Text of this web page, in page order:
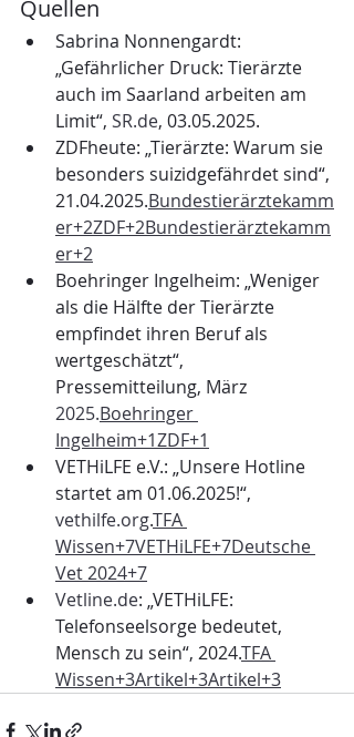
Quellen
Sabrina Nonnengardt:
„Gefährlicher Druck: Tierärzte
auch im Saarland arbeiten am
Limit“, SR.de, 03.05.2025.
ZDFheute: „Tierärzte: Warum sie
besonders suizidgefährdet sind“,
21.04.2025.Bundestierärztekamm
er+2ZDF+2Bundestierärztekamm
er+2
Boehringer Ingelheim: „Weniger
als die Hälfte der Tierärzte
empfindet ihren Beruf als
wertgeschätzt“,
Pressemitteilung, März
2025.Boehringer
Ingelheim+1ZDF+1
VETHiLFE e.V.: „Unsere Hotline
startet am 01.06.2025!“,
vethilfe.org.TFA
Wissen+7VETHiLFE+7Deutsche
Vet 2024+7
Vetline.de: „VETHiLFE:
Telefonseelsorge bedeutet,
Mensch zu sein“, 2024.TFA
Wissen+3Artikel+3Artikel+3